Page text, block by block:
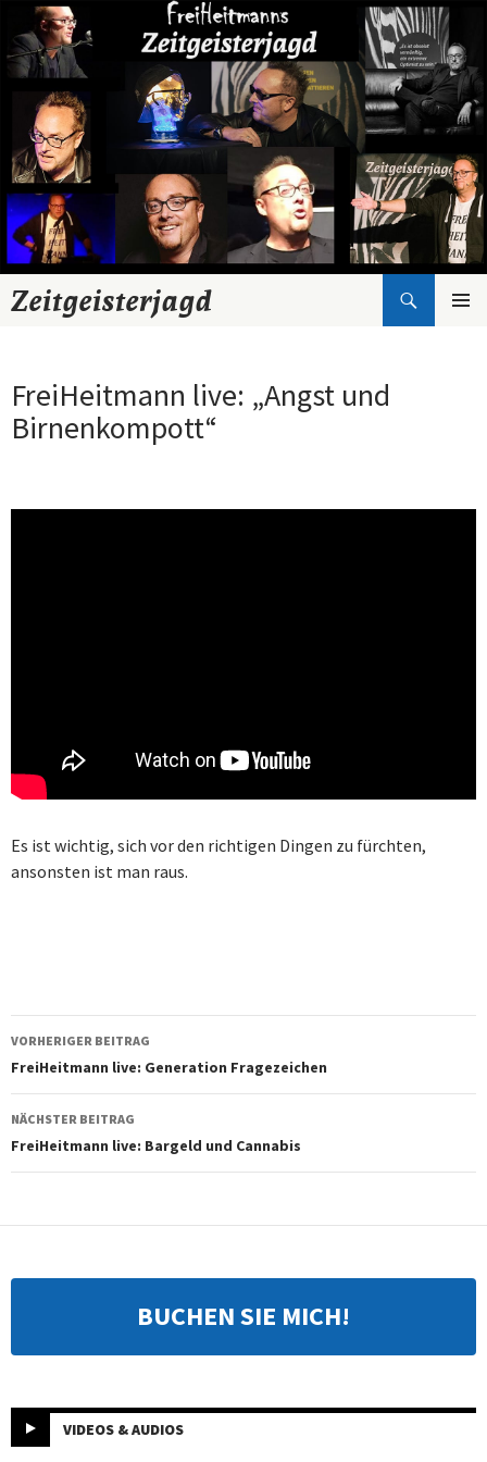
Zeitgeisterjagd
Suchen
Zum
FreiHeitmann live: „Angst und
Birnenkompott“
Es ist wichtig, sich vor den richtigen Dingen zu fürchten,
ansonsten ist man raus.
Beitragsnavigation
VORHERIGER BEITRAG
FreiHeitmann live: Generation Fragezeichen
NÄCHSTER BEITRAG
FreiHeitmann live: Bargeld und Cannabis
BUCHEN SIE MICH!
VIDEOS & AUDIOS